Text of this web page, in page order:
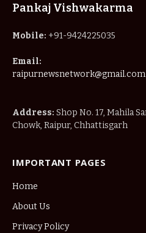
Pankaj Vishwakarma
Mobile: +91-9424225035
Email:
raipurnewsnetwork@gmail.com
Address: Shop No. 17, Mahila
Chowk, Raipur, Chhattisgarh
IMPORTANT PAGES
Home
About Us
Privacy Policy